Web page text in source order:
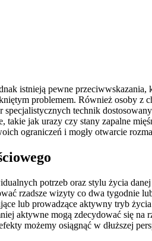
istnieją pewne
problemem. Również osoby z
technik
takie jak urazy czy stany zapalne
ograniczeń i mogły otwarcie
potrzeb oraz stylu życia
rzadsze wizyty co dwa tygodnie
lub prowadzące aktywny tryb
aktywne mogą zdecydować się
możemy osiągnąć w dłuższej